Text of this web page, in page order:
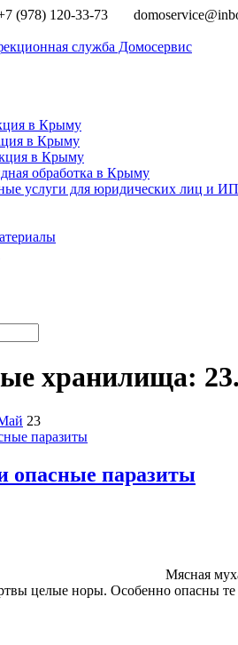
(978) 120-33-73
в Крыму
в Крыму
в Крыму
обработка в Крыму
услуги для юридических лиц и ИП
хранилища:
23
опасные паразиты
этой мухи,незаметно
целые норы. Особенно опасны